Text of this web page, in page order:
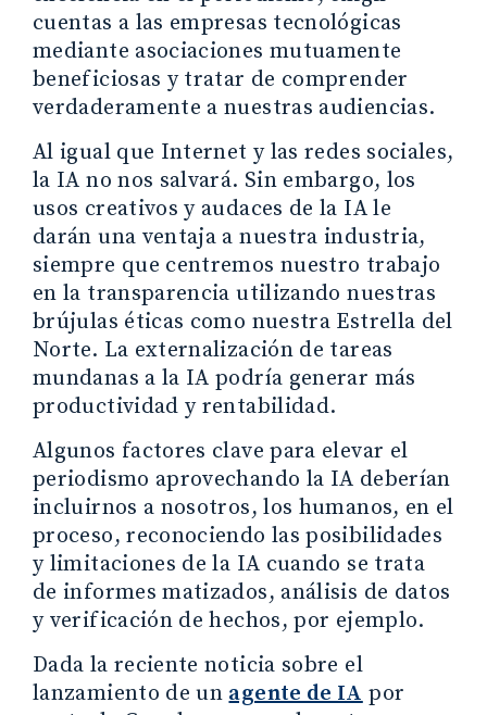
cuentas a las empresas tecnológicas
mediante asociaciones mutuamente
beneficiosas y tratar de comprender
verdaderamente a nuestras audiencias.
Al igual que Internet y las redes sociales,
la IA no nos salvará. Sin embargo, los
usos creativos y audaces de la IA le
darán una ventaja a nuestra industria,
siempre que centremos nuestro trabajo
en la transparencia utilizando nuestras
brújulas éticas como nuestra Estrella del
Norte. La externalización de tareas
mundanas a la IA podría generar más
productividad y rentabilidad.
Algunos factores clave para elevar el
periodismo aprovechando la IA deberían
incluirnos a nosotros, los humanos, en el
proceso, reconociendo las posibilidades
y limitaciones de la IA cuando se trata
de informes matizados, análisis de datos
y verificación de hechos, por ejemplo.
Dada la reciente noticia sobre el
lanzamiento de unagente de IApor